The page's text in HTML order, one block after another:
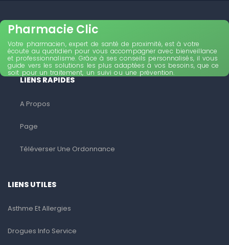
Pharmacie Clic
Votre pharmacien, expert de santé de proximité, est à votre
écoute au quotidien pour vous accompagner avec bienveillance
et professionnalisme. Grâce à ses conseils personnalisés, il vous
guide vers les solutions les plus adaptées à vos besoins, que ce
soit pour un traitement, un suivi ou une prévention.
LIENS RAPIDES
A Propos
Page
Téléverser Une Ordonnance
LIENS UTILES
Asthme Et Allergies
Drogues Info Service